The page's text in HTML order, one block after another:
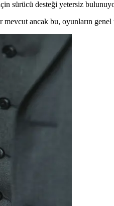
desteği yetersiz
ancak bu, oyunların